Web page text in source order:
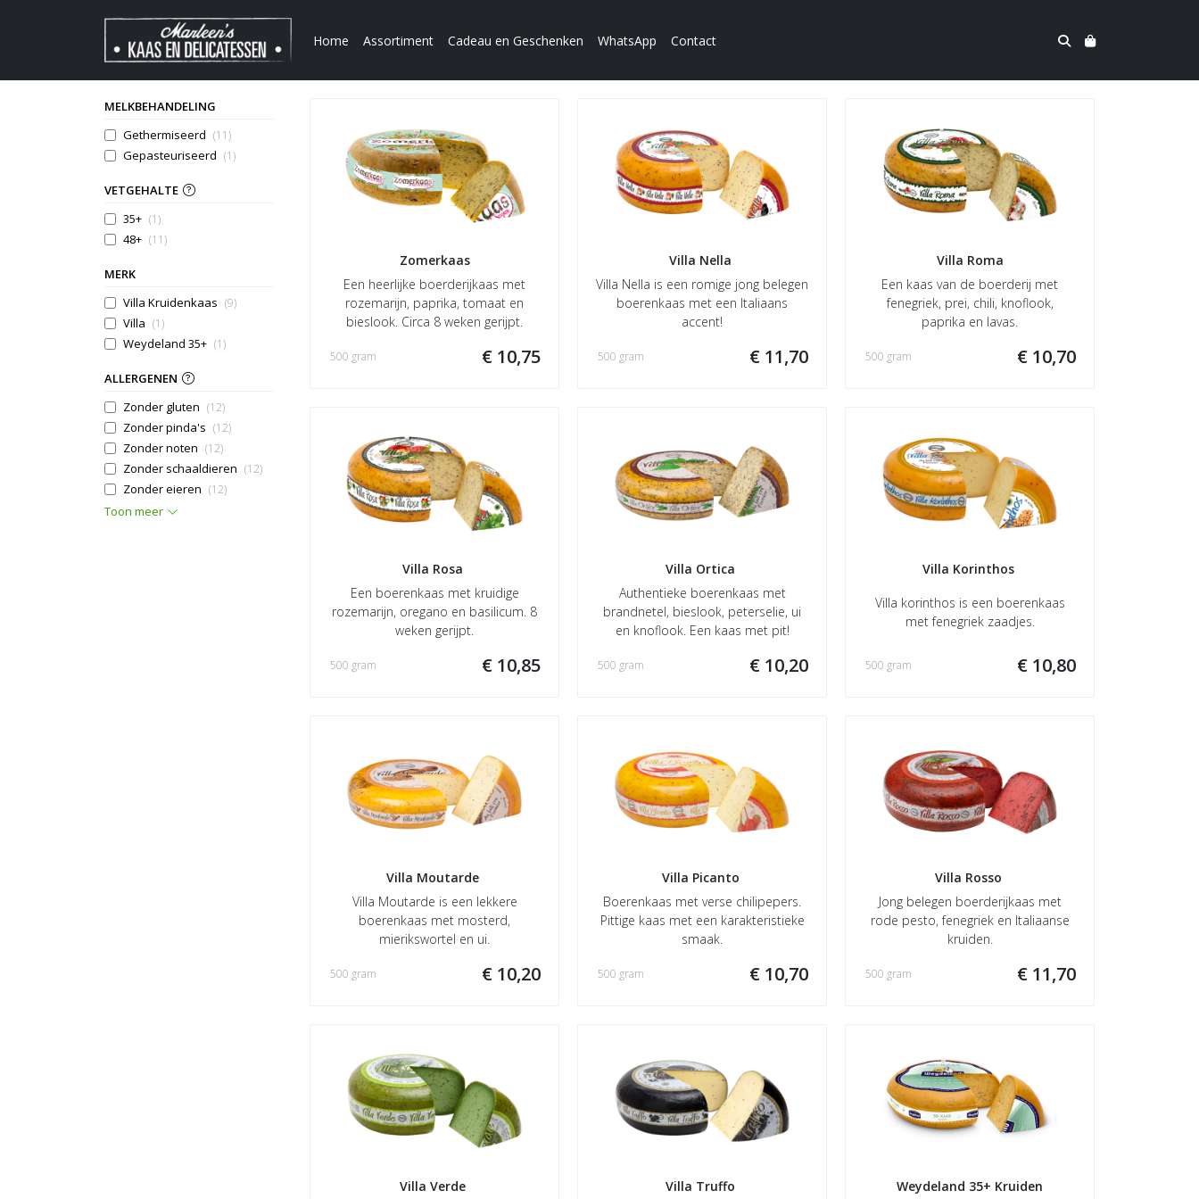
Home Assortiment Cadeau en Geschenken WhatsApp Contact
MELKBEHANDELING
Gethermiseerd (11)
Gepasteuriseerd (1)
VETGEHALTE
35+ (1)
48+ (11)
MERK
Villa Kruidenkaas (9)
Villa (1)
Weydeland 35+ (1)
ALLERGENEN
Zonder gluten (12)
Zonder pinda's (12)
Zonder noten (12)
Zonder schaaldieren (12)
Zonder eieren (12)
Toon meer
Zomerkaas
Een heerlijke boerderijkaas met
rozemarijn, paprika, tomaat en
bieslook. Circa 8 weken gerijpt.
€ 10,75
500 gram
Villa Nella
Villa Nella is een romige jong belegen
boerenkaas met een Italiaans
accent!
€ 11,70
500 gram
Villa Roma
Een kaas van de boerderij met
fenegriek, prei, chili, knoflook,
paprika en lavas.
€ 10,70
500 gram
Villa Rosa
Een boerenkaas met kruidige
rozemarijn, oregano en basilicum. 8
weken gerijpt.
€ 10,85
500 gram
Villa Ortica
Authentieke boerenkaas met
brandnetel, bieslook, peterselie, ui
en knoflook. Een kaas met pit!
€ 10,20
500 gram
Villa Korinthos
Villa korinthos is een boerenkaas
met fenegriek zaadjes.
€ 10,80
500 gram
Villa Moutarde
Villa Moutarde is een lekkere
boerenkaas met mosterd,
mierikswortel en ui.
€ 10,20
500 gram
Villa Picanto
Boerenkaas met verse chilipepers.
Pittige kaas met een karakteristieke
smaak.
€ 10,70
500 gram
Villa Rosso
Jong belegen boerderijkaas met
rode pesto, fenegriek en Italiaanse
kruiden.
€ 11,70
500 gram
Villa Verde Villa Truffo Weydeland 35+ Kruiden